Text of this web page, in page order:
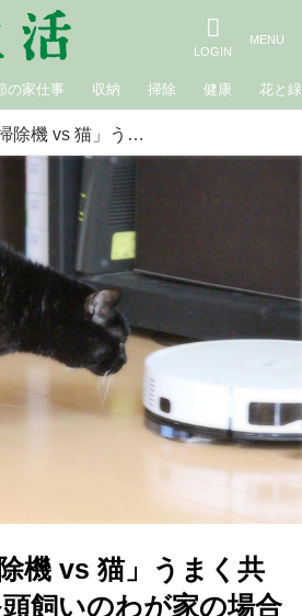
の家仕事 収納 掃除 健康 花と緑
「ロボット掃除機 vs 猫」うまく共存できる？ 多頭飼いのわが家の場合｜生きづらい世界で、猫が教えてくれたこと／咲セリ
機 vs 猫」うまく共
飼いのわが家の場合